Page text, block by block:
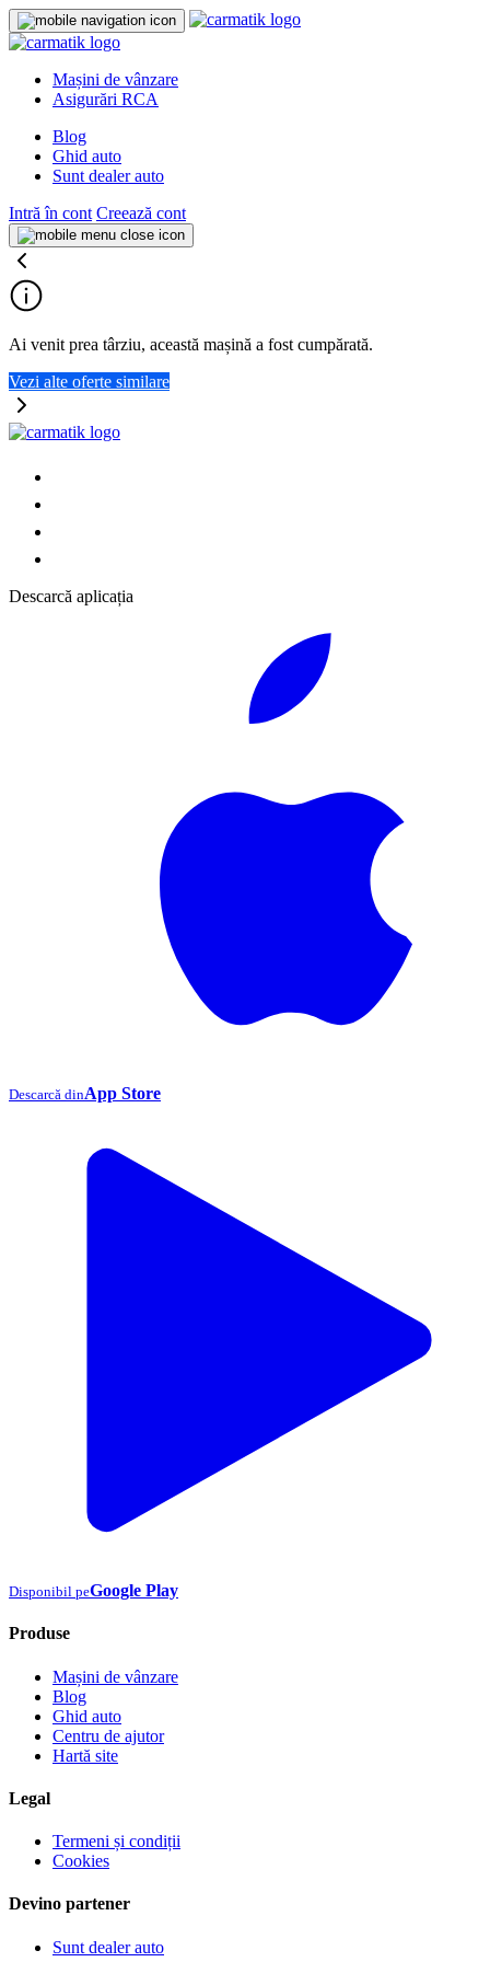
Mașini de vânzare
Asigurări RCA
Blog
Ghid auto
Sunt dealer auto
Intră în cont Creează cont
Ai venit prea târziu, această mașină a fost cumpărată.
Vezi alte oferte similare
Descarcă aplicația
Descarcă dinApp Store
Disponibil peGoogle Play
Produse
Mașini de vânzare
Blog
Ghid auto
Centru de ajutor
Hartă site
Legal
Termeni și condiții
Cookies
Devino partener
Sunt dealer auto